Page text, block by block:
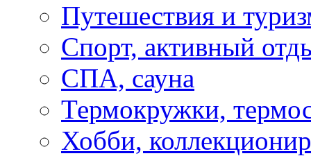
Путешествия и
Спорт, активный
СПА, сауна
Термокружки,
Хобби,